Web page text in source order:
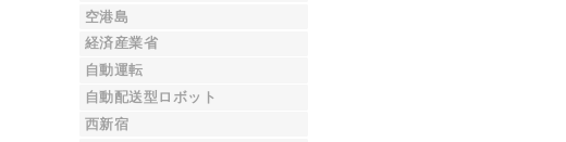
空港島
経済産業省
自動運転
自動配送型ロボット
西新宿